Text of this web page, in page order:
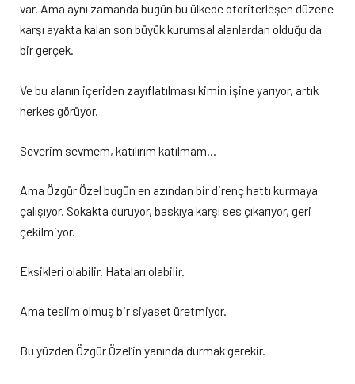
var. Ama aynı zamanda bugün bu ülkede otoriterleşen düzene
karşı ayakta kalan son büyük kurumsal alanlardan olduğu da
bir gerçek.
Ve bu alanın içeriden zayıflatılması kimin işine yarıyor, artık
herkes görüyor.
Severim sevmem, katılırım katılmam…
Ama Özgür Özel bugün en azından bir direnç hattı kurmaya
çalışıyor. Sokakta duruyor, baskıya karşı ses çıkarıyor, geri
çekilmiyor.
Eksikleri olabilir. Hataları olabilir.
Ama teslim olmuş bir siyaset üretmiyor.
Bu yüzden Özgür Özel’in yanında durmak gerekir.